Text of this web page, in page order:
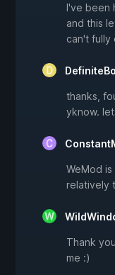
I've been
and this
can't fully
thanks,
yknow.
WeMod
relatively
Thank
me :)